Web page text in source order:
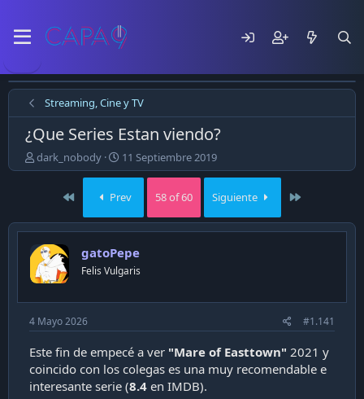
Streaming, Cine y TV
¿Que Series Estan viendo?
E
m
ó
e
t
e
m
a
dark_nobody
F
e
h
a
d
p
u
l
c
a
c
i
ó
11 Septiembre 2019
First Prev 58 of 60 Siguiente
gatoPepe
Felis Vulgaris
4 Mayo 2026 #1.141
Este fin de empecé a ver "Mare of Easttown" 2021 y
coincido con los colegas es una muy recomendable e
interesante serie (8.4 en IMDB).